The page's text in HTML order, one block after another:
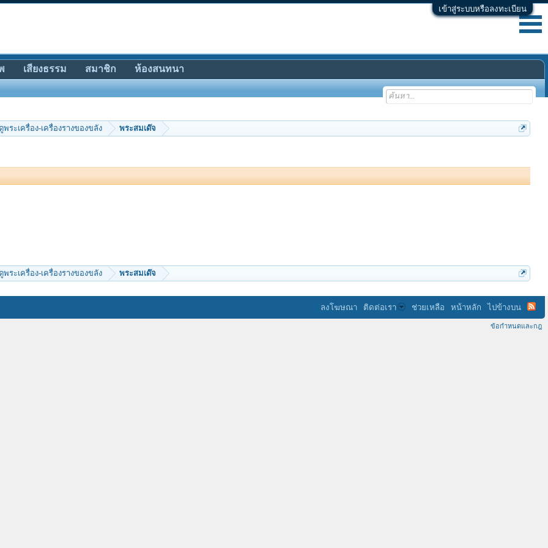
เข้าสู่ระบบหรือลงทะเบียน
พระเครื่อง-เครื่องรางของขลัง พระสมเด๊จ
พระเครื่อง-เครื่องรางของขลัง พระสมเด๊จ
เสียงธรรม สมาชิก ห้องสนทนา
ลงโฆษณา ติดต่อเรา ช่วยเหลือ หน้าหลัก ไปข้างบน
ข้อกำหนดและกฎ